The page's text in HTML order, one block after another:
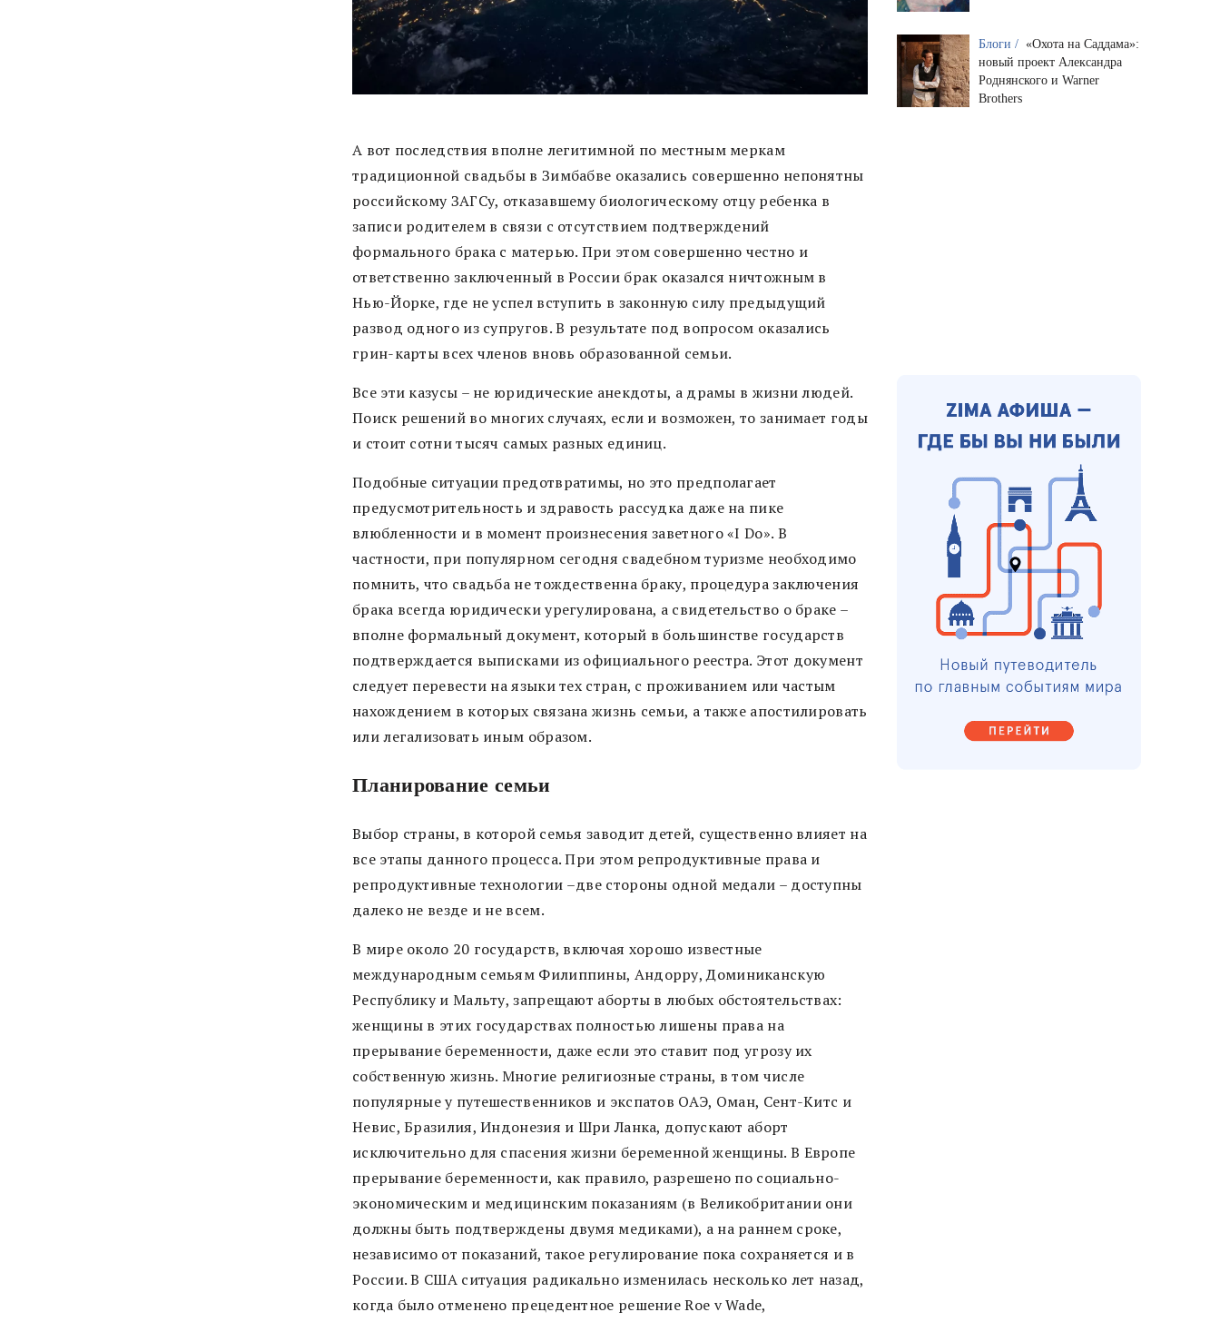
А вот последствия вполне легитимной по местным меркам
традиционной свадьбы в Зимбабве оказались совершенно непонятны
российскому ЗАГСу, отказавшему биологическому отцу ребенка в
записи родителем в связи с отсутствием подтверждений
формального брака с матерью. При этом совершенно честно и
ответственно заключенный в России брак оказался ничтожным в
Нью-Йорке, где не успел вступить в законную силу предыдущий
развод одного из супругов. В результате под вопросом оказались
грин-карты всех членов вновь образованной семьи.
Все эти казусы – не юридические анекдоты, а драмы в жизни людей.
Поиск решений во многих случаях, если и возможен, то занимает годы
и стоит сотни тысяч самых разных единиц.
Подобные ситуации предотвратимы, но это предполагает
предусмотрительность и здравость рассудка даже на пике
влюбленности и в момент произнесения заветного «I Do». В
частности, при популярном сегодня свадебном туризме необходимо
помнить, что свадьба не тождественна браку, процедура заключения
брака всегда юридически урегулирована, а свидетельство о браке –
вполне формальный документ, который в большинстве государств
подтверждается выписками из официального реестра. Этот документ
следует перевести на языки тех стран, с проживанием или частым
нахождением в которых связана жизнь семьи, а также апостилировать
или легализовать иным образом.
Планирование семьи
Выбор страны, в которой семья заводит детей, существенно влияет на
все этапы данного процесса. При этом репродуктивные права и
репродуктивные технологии –две стороны одной медали – доступны
далеко не везде и не всем.
В мире около 20 государств, включая хорошо известные
международным семьям Филиппины, Андорру, Доминиканскую
Республику и Мальту, запрещают аборты в любых обстоятельствах:
женщины в этих государствах полностью лишены права на
прерывание беременности, даже если это ставит под угрозу их
собственную жизнь. Многие религиозные страны, в том числе
популярные у путешественников и экспатов ОАЭ, Оман, Сент-Китс и
Невис, Бразилия, Индонезия и Шри Ланка, допускают аборт
исключительно для спасения жизни беременной женщины. В Европе
прерывание беременности, как правило, разрешено по социально-
экономическим и медицинским показаниям (в Великобритании они
должны быть подтверждены двумя медиками), а на раннем сроке,
независимо от показаний, такое регулирование пока сохраняется и в
России. В США ситуация радикально изменилась несколько лет назад,
когда было отменено прецедентное решение Roe v Wade,
Блоги / «Охота на Саддама»:
новый проект Александра
Роднянского и Warner
Brothers